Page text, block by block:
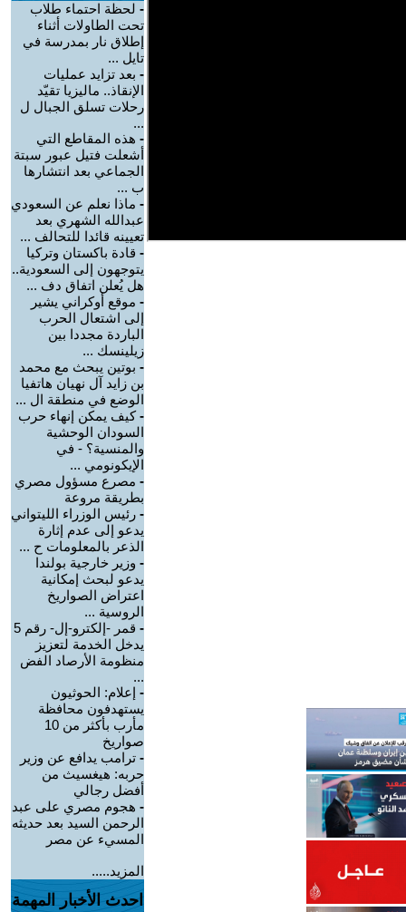
- لحظة احتماء طلاب
تحت الطاولات أثناء
إطلاق نار بمدرسة في
تايل ...
- بعد تزايد عمليات
الإنقاذ.. ماليزيا تقيّد
رحلات تسلق الجبال ل
...
- هذه المقاطع التي
أشعلت فتيل عبور سبتة
الجماعي بعد انتشارها
ب ...
- ماذا نعلم عن السعودي
عبدالله الشهري بعد
تعيينه قائدا للتحالف ...
- قادة باكستان وتركيا
يتوجهون إلى السعودية..
هل يُعلن اتفاق دف ...
- موقع أوكراني يشير
إلى اشتعال الحرب
الباردة مجددا بين
زيلينسك ...
- بوتين يبحث مع محمد
بن زايد آل نهيان هاتفيا
الوضع في منطقة ال ...
-كيف يمكن إنهاء حرب
السودان الوحشية
والمنسية؟ - في
الإيكونومي ...
- مصرع مسؤول مصري
بطريقة مروعة
- رئيس الوزراء الليتواني
يدعو إلى عدم إثارة
الذعر بالمعلومات ح ...
- وزير خارجية بولندا
يدعو لبحث إمكانية
اعتراض الصواريخ
الروسية ...
-
قمر -إلكترو-إل- رقم 5
يدخل الخدمة لتعزيز
منظومة الأرصاد الفض
...
- إعلام: الحوثيون
يستهدفون محافظة
مأرب بأكثر من 10
صواريخ
- ترامب يدافع عن وزير
حربه: هيغسيث من
أفضل رجالي
- هجوم مصري على عبد
الرحمن السيد بعد حديثه
المسيء عن مصر
المزيد.....
احدث الأخبار المهمة